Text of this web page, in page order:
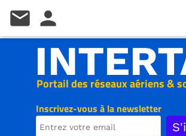
Inscrivez-vous à la newsletter
Portail des réseaux aériens &
mail person